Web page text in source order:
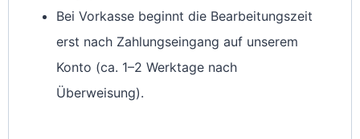
Bei Vorkasse beginnt die Bearbeitungszeit
erst nach Zahlungseingang auf unserem
Konto (ca. 1–2 Werktage nach
Überweisung).